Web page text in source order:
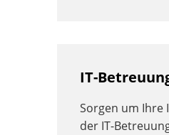
IT-
Sorgen um Ihre
der IT-